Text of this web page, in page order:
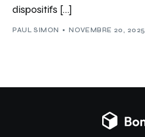
dispositifs […]
PAUL SIMON NOVEMBRE 20, 2025